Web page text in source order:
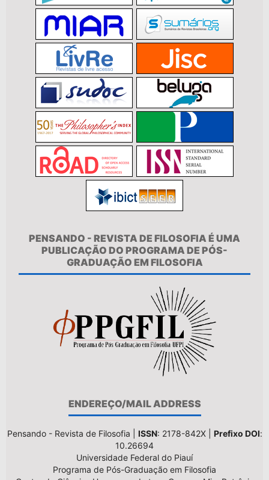
PENSANDO - REVISTA DE FILOSOFIA É UMA
PUBLICAÇÃO DO PROGRAMA DE PÓS-
GRADUAÇÃO EM FILOSOFIA
ENDEREÇO/MAIL ADDRESS
Pensando - Revista de Filosofia | ISSN: 2178-842X | Prefixo DOI:
10.26694
Universidade Federal do Piauí
Programa de Pós-Graduação em Filosofia